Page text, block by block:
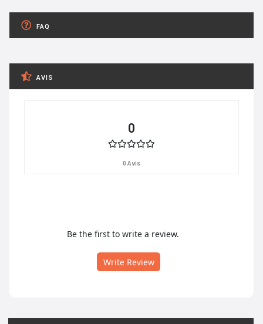
FAQ
AVIS
0
0 Avis
Be the first to write a review.
Write Review